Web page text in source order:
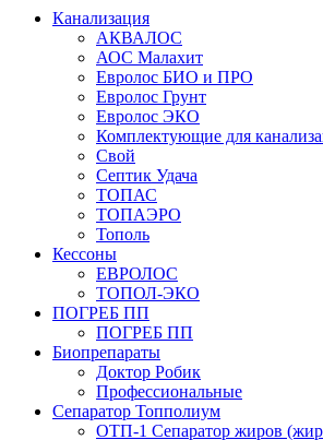
Канализация
АКВАЛОС
АОС Малахит
Евролос БИО и ПРО
Евролос Грунт
Евролос ЭКО
Комплектующие для
Свой
Септик Удача
ТОПАС
ТОПАЭРО
Тополь
Кессоны
ЕВРОЛОС
ТОПОЛ-ЭКО
ПОГРЕБ ПП
ПОГРЕБ ПП
Биопрепараты
Доктор Робик
Профессиональные
Сепаратор Топполиум
ОТП-1 Сепаратор жиров